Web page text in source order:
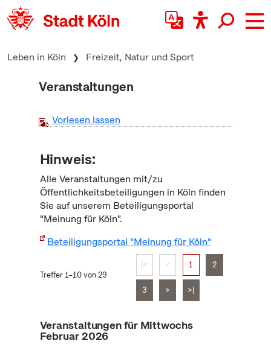
zum Inhalt springen
Leben in Köln Freizeit, Natur und Sport
Veranstaltungen
Vorlesen lassen
Hinweis:
Alle Veranstaltungen mit/zu
Öffentlichkeitsbeteiligungen in Köln finden
Sie auf unserem Beteiligungsportal
"Meinung für Köln".
Beteiligungsportal "Meinung für Köln"
Treffer 1–10 von 29
|< < 1 2
3 > >|
Veranstaltungen für Mittwochs
Februar 2026